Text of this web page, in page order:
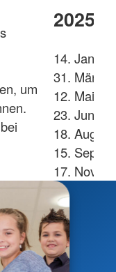
um
2025
14.
31. März
12. Mai in
23. Juni in
18.
15.
17.